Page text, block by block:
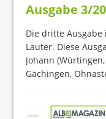
Ausgabe 3/
Die dritte Ausgabe
Lauter. Diese
Johann
Gächingen,